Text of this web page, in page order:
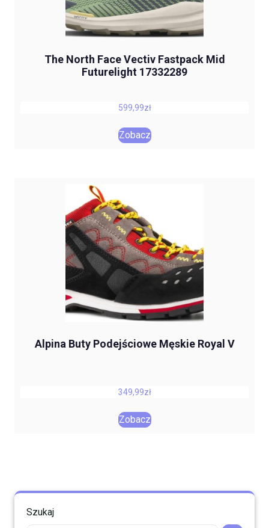
The North Face Vectiv Fastpack Mid
Futurelight 17332289
599,99zł
Zobacz
Alpina Buty Podejściowe Męskie Royal V
349,99zł
Zobacz
Szukaj